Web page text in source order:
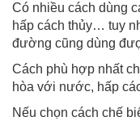
Có nhiều cách dùng
hấp cách thủy… tuy
đường cũng dùng
Cách phù hợp nhất
hòa với nước, hấp
Nếu chọn cách chế